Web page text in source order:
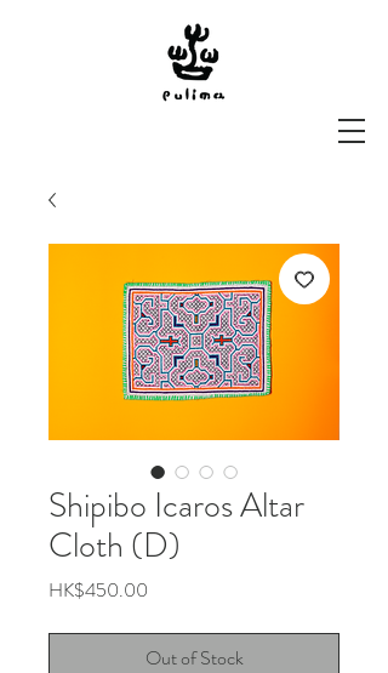
Shipibo Icaros Altar
Cloth (D)
HK$450.00
Out of Stock